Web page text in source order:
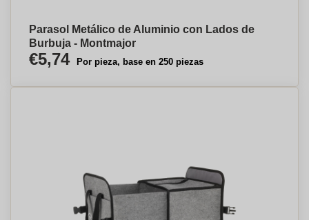
Parasol Metálico de Aluminio con Lados de
Burbuja - Montmajor
€5,74 Por pieza, base en 250 piezas